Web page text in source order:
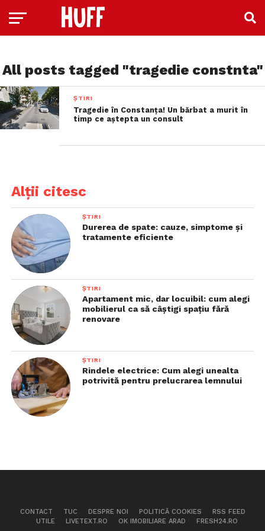
All posts tagged "tragedie constnta"
ȘTIRI
Tragedie în Constanța! Un bărbat a murit în
timp ce aștepta un consult
Alții citesc
ȘTIRI
Durerea de spate: cauze, simptome și
tratamente eficiente
ȘTIRI
Apartament mic, dar locuibil: cum alegi
mobilierul ca să câștigi spațiu fără
renovare
ȘTIRI
Rindele electrice: Cum alegi unealta
potrivită pentru prelucrarea lemnului
CONTACT TUC DESPRE NOI POLITICĂ COOKIES
RSS FEED
UTILE
LIVETEXT.RO OK IMOBILIARE ARAD FRESH24.RO